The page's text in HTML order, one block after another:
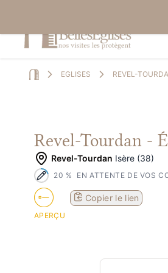
EGLISES REVEL-
Revel-Tourdan -
Revel-Tourdan Isère (38)
20 % EN ATTENTE DE VOS
APERÇU
Copier le lien